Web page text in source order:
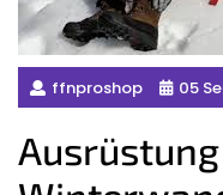
ffnproshop 05